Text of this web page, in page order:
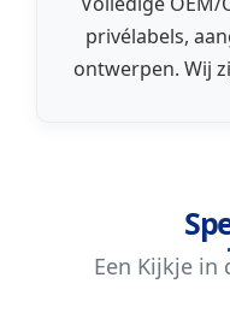
privélabels,
ontwerpen. Wij
Een Kijkje in